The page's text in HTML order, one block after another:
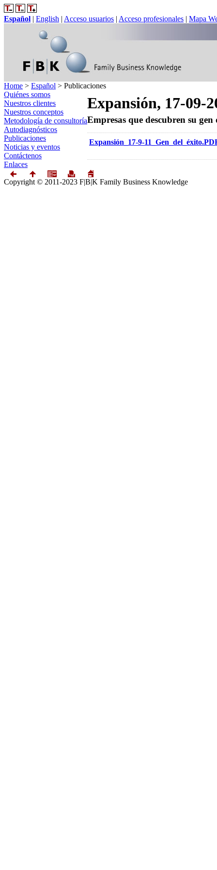
Español | English | Acceso usuarios | Acceso profesionales | Mapa
Home > Español > Publicaciones
Quiénes somos
Nuestros clientes
Nuestros conceptos
Metodología de consultoría
Autodiagnósticos
Publicaciones
Noticias y eventos
Contáctenos
Enlaces
Expansión, 17-09-
Empresas que descubren su gen
Expansión_17-9-
Copyright © 2011-2023 F|B|K Family Business Knowledge